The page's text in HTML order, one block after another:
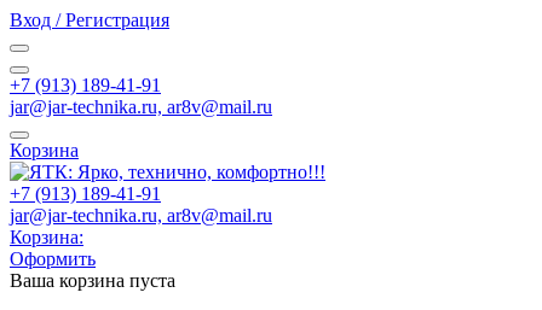
Вход / Регистрация
+7 (913) 189-41-91
jar@jar-technika.ru, ar8v@mail.ru
Корзина
+7 (913) 189-41-91
jar@jar-technika.ru, ar8v@mail.ru
Корзина:
Оформить
Ваша корзина пуста